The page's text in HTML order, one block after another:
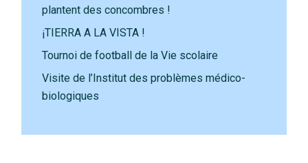
plantent des concombres !
¡TIERRA A LA VISTA !
Tournoi de football de la Vie scolaire
Visite de l’Institut des problèmes médico-
biologiques